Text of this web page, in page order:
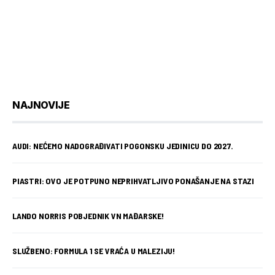
NAJNOVIJE
AUDI: NEĆEMO NADOGRAĐIVATI POGONSKU JEDINICU DO 2027.
PIASTRI: OVO JE POTPUNO NEPRIHVATLJIVO PONAŠANJE NA STAZI
LANDO NORRIS POBJEDNIK VN MAĐARSKE!
SLUŽBENO: FORMULA 1 SE VRAĆA U MALEZIJU!